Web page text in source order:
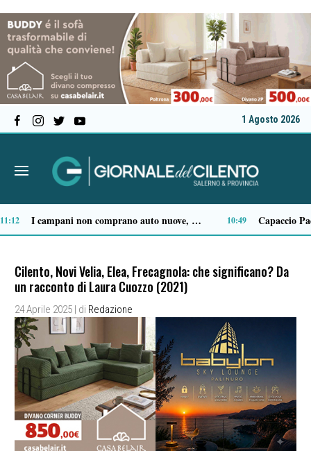
1 Agosto 2026
Terremoto ai Campi Flegrei: salgono a 21 i feriti, due sono gravi 00:05
Cilento, Novi Velia, Elea, Frecagnola: che significano? Da
un racconto di Laura Cuozzo (2021)
24 Aprile 2025 | di Redazione